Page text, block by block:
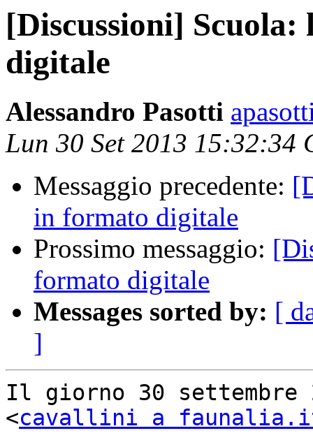
[Discussioni]
digitale
Alessandro Pasotti
Lun 30 Set 2013 15:32:34
Messaggio precedente:
in formato digitale
Prossimo messaggio:
formato digitale
Messages sorted by: [
]
Il giorno 30 settembre
<cavallini a